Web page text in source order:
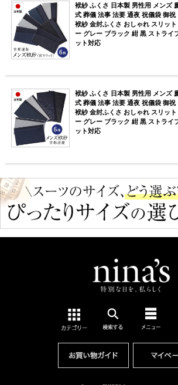
袱紗 ふくさ 日本製 男性用 メンズ
式 葬儀 法事 法要 通夜 祝儀袋 御
袱紗 金封ふくさ おしゃれ スリッ
ー グレー ブラック 紺 黒 ストライ
ット対応
袱紗 ふくさ 日本製 男性用 メンズ
式 葬儀 法事 法要 通夜 祝儀袋 御
袱紗 金封ふくさ おしゃれ スリッ
ー グレー ブラック 紺 黒 ストライ
ット対応